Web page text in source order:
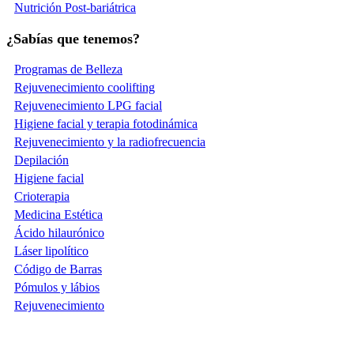
Nutrición Post-bariátrica
¿Sabías que tenemos?
Programas de Belleza
Rejuvenecimiento coolifting
Rejuvenecimiento LPG facial
Higiene facial y terapia fotodinámica
Rejuvenecimiento y la radiofrecuencia
Depilación
Higiene facial
Crioterapia
Medicina Estética
Ácido hilaurónico
Láser lipolítico
Código de Barras
Pómulos y lábios
Rejuvenecimiento